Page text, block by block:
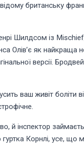
британську
Шилдсом із
Олів’є як
версії.
ваш живіт
й інспектор
Корнлі, усе, що